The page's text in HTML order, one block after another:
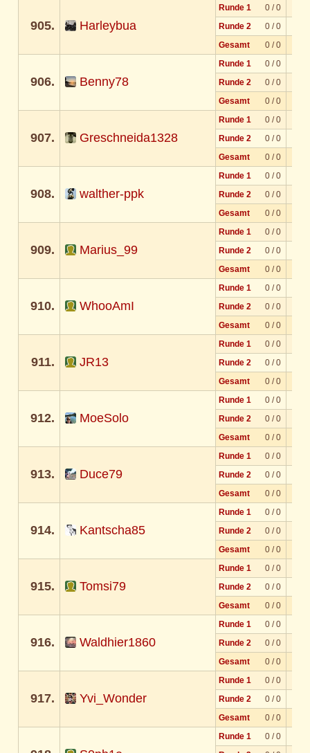
905. Harleybua
Runde 1
0 / 0
Runde 2
0 / 0
Gesamt
0 / 0
906. Benny78
Runde 1
0 / 0
Runde 2
0 / 0
Gesamt
0 / 0
907. Greschneida1328
Runde 1
0 / 0
Runde 2
0 / 0
Gesamt
0 / 0
908. walther-ppk
Runde 1
0 / 0
Runde 2
0 / 0
Gesamt
0 / 0
909. Marius_99
Runde 1
0 / 0
Runde 2
0 / 0
Gesamt
0 / 0
910. WhooAmI
Runde 1
0 / 0
Runde 2
0 / 0
Gesamt
0 / 0
911. JR13
Runde 1
0 / 0
Runde 2
0 / 0
Gesamt
0 / 0
912. MoeSolo
Runde 1
0 / 0
Runde 2
0 / 0
Gesamt
0 / 0
913. Duce79
Runde 1
0 / 0
Runde 2
0 / 0
Gesamt
0 / 0
914. Kantscha85
Runde 1
0 / 0
Runde 2
0 / 0
Gesamt
0 / 0
915. Tomsi79
Runde 1
0 / 0
Runde 2
0 / 0
Gesamt
0 / 0
916. Waldhier1860
Runde 1
0 / 0
Runde 2
0 / 0
Gesamt
0 / 0
917. Yvi_Wonder
Runde 1
0 / 0
Runde 2
0 / 0
Gesamt
0 / 0
Runde 1
0 / 0